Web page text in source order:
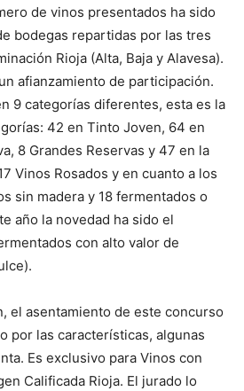
de vinos presentados ha sido
bodegas repartidas por las tres
Rioja (Alta, Baja y Alavesa).
afianzamiento de participación.
9 categorías diferentes, esta es la
42 en Tinto Joven, 64 en
8 Grandes Reservas y 47 en la
Vinos Rosados y en cuanto a los
sin madera y 18 fermentados o
año la novedad ha sido el
con alto valor de
el asentamiento de este concurso
por las características, algunas
Es exclusivo para Vinos con
Calificada Rioja. El jurado lo